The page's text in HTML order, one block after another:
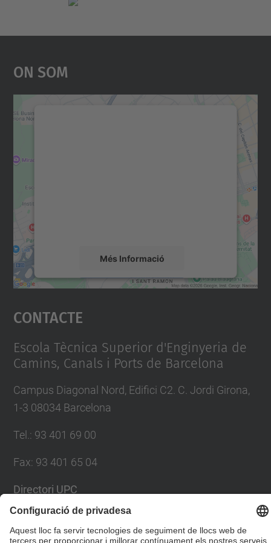
On Som
Més Informació
Accepta
powered by
Contacte
Escola Tècnica Superior d'Enginyeria de
Camins, Canals i Ports de Barcelona
Campus Diagonal Nord, Edifici C2. C. Jordi Girona,
1-3 08034 Barcelona
Tel.: 93 401 69 00
Fax: 93 401 65 04
Directori UPC
Formulari de contacte